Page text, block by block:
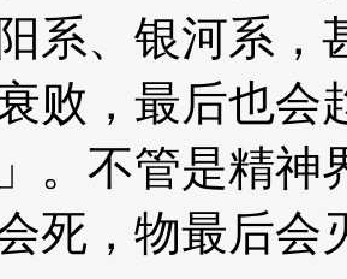
系、银河系，
败，最后也会
。不管是精神
死，物最后会